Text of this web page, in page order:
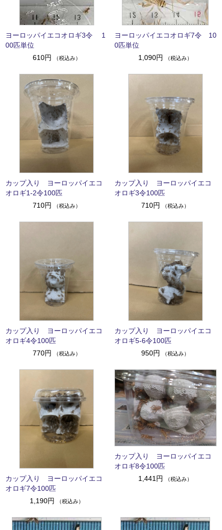
ヨーロッパイエコオロギ3令 1
00匹単位
610円
（税込み）
ヨーロッパイエコオロギ7令 10
0匹単位
1,090円
（税込み）
カップ入り ヨーロッパイエコ
オロギ1-2令100匹
710円
（税込み）
カップ入り ヨーロッパイエコ
オロギ3令100匹
710円
（税込み）
カップ入り ヨーロッパイエコ
オロギ4令100匹
770円
（税込み）
カップ入り ヨーロッパイエコ
オロギ5-6令100匹
950円
（税込み）
カップ入り ヨーロッパイエコ
オロギ7令100匹
1,190円
（税込み）
カップ入り ヨーロッパイエコ
オロギ8令100匹
1,441円
（税込み）